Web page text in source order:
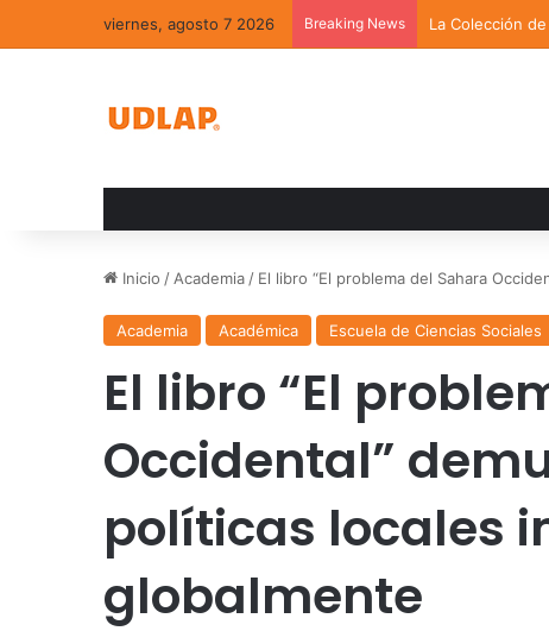
viernes, agosto 7 2026 Breaking News La Colección
Inicio / Academia / El libro “El problema del Sahara
Academia Académica Escuela de Ciencias Sociales
El libro “El
Occidental”
políticas locales
globalmente